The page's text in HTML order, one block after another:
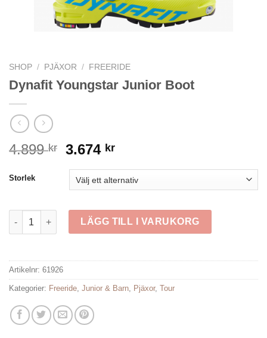
SHOP / PJÄXOR / FREERIDE
Dynafit Youngstar Junior Boot
4.899kr
Det
priset
var:
4.899 kr.
3.674 krDet
priset
är:
3.674 kr.
Storlek
Dynafit Youngstar Junior Boot mängd
LÄGG TILL I VARUKORG
Artikelnr: 61926
Kategorier: Freeride, Junior & Barn, Pjäxor, Tour